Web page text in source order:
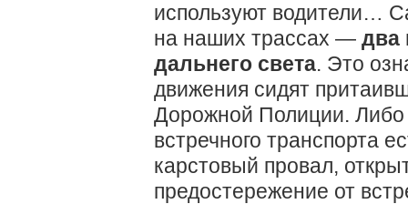
используют водители…
на наших трассах — два
дальнего света. Это
движения сидят
Дорожной Полиции. Либо
встречного транспорта
карстовый провал,
предостережение от